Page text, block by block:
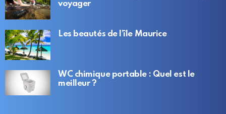
voyager
Les beautés de l’île Maurice
WC chimique portable : Quel est le
meilleur ?